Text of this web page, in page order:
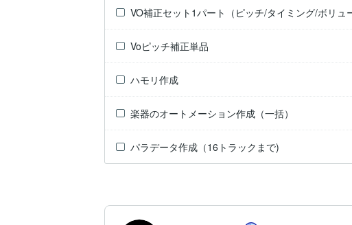
VO補正セット1パート（ピッチ/タイミング/ボリュ
Voピッチ補正単品
ハモリ作成
楽器のオートメーション作成（一括）
パラデータ作成（16トラックまで)